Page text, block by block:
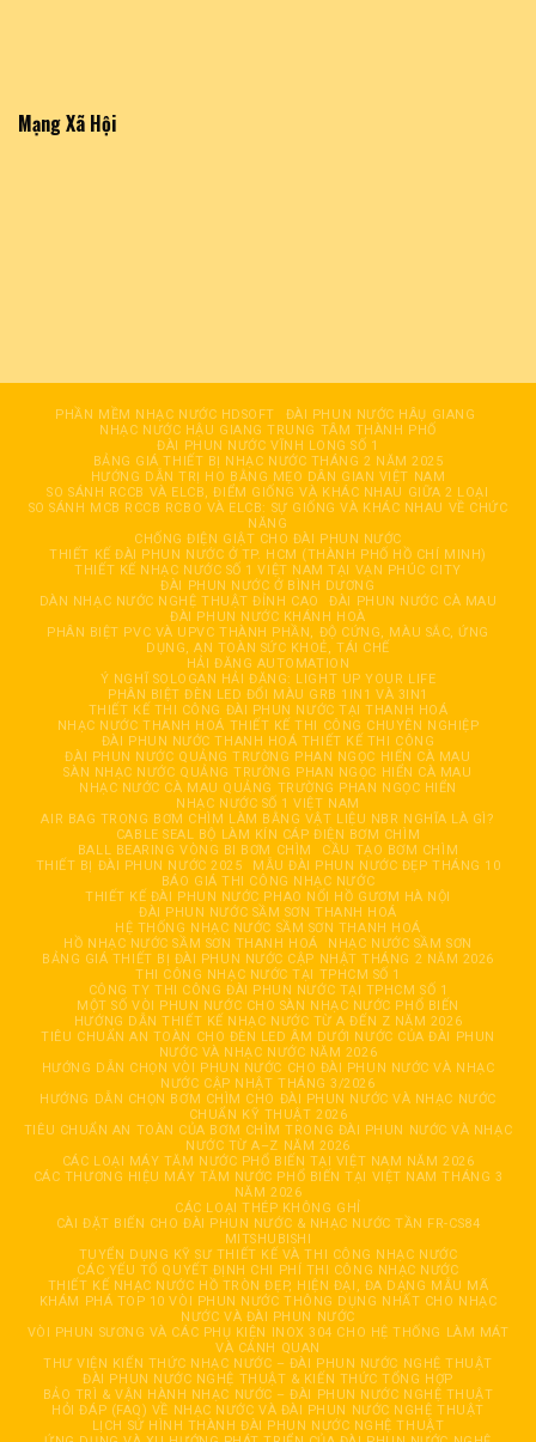
Mạng Xã Hội
PHẦN MỀM NHẠC NƯỚC HDSOFT
ĐÀI PHUN NƯỚC HÂỤ GIANG
NHẠC NƯỚC HẬU GIANG TRUNG TÂM THÀNH PHỐ
ĐÀI PHUN NƯỚC VĨNH LONG SỐ 1
BẢNG GIÁ THIẾT BỊ NHẠC NƯỚC THÁNG 2 NĂM 2025
HƯỚNG DẪN TRỊ HO BẰNG MẸO DÂN GIAN VIỆT NAM
SO SÁNH RCCB VÀ ELCB, ĐIỂM GIỐNG VÀ KHÁC NHAU GIỮA 2 LOẠI
SO SÁNH MCB RCCB RCBO VÀ ELCB: SỰ GIỐNG VÀ KHÁC NHAU VỀ CHỨC
NĂNG
CHỐNG ĐIỆN GIẬT CHO ĐÀI PHUN NƯỚC
THIẾT KẾ ĐÀI PHUN NƯỚC Ở TP. HCM (THÀNH PHỐ HỒ CHÍ MINH)
THIẾT KẾ NHẠC NƯỚC SỐ 1 VIỆT NAM TẠI VẠN PHÚC CITY
ĐÀI PHUN NƯỚC Ở BÌNH DƯƠNG
DÀN NHẠC NƯỚC NGHỆ THUẬT ĐỈNH CAO
ĐÀI PHUN NƯỚC CÀ MAU
ĐÀI PHUN NƯỚC KHÁNH HOÀ
PHÂN BIỆT PVC VÀ UPVC THÀNH PHẦN, ĐỘ CỨNG, MÀU SẮC, ỨNG
DỤNG, AN TOÀN SỨC KHOẺ, TÁI CHẾ
HẢI ĐĂNG AUTOMATION
Ý NGHĨ SOLOGAN HẢI ĐĂNG: LIGHT UP YOUR LIFE
PHÂN BIỆT ĐÈN LED ĐỔI MÀU GRB 1IN1 VÀ 3IN1
THIẾT KẾ THI CÔNG ĐÀI PHUN NƯỚC TẠI THANH HOÁ
NHẠC NƯỚC THANH HOÁ THIẾT KẾ THI CÔNG CHUYÊN NGHIỆP
ĐÀI PHUN NƯỚC THANH HOÁ THIẾT KẾ THI CÔNG
ĐÀI PHUN NƯỚC QUẢNG TRƯỜNG PHAN NGỌC HIỂN CÀ MAU
SÀN NHẠC NƯỚC QUẢNG TRƯỜNG PHAN NGỌC HIỂN CÀ MAU
NHẠC NƯỚC CÀ MAU QUẢNG TRƯỜNG PHAN NGỌC HIỂN
NHẠC NƯỚC SỐ 1 VIỆT NAM
AIR BAG TRONG BƠM CHÌM LÀM BẰNG VẬT LIỆU NBR NGHĨA LÀ GÌ?
CABLE SEAL BỘ LÀM KÍN CÁP ĐIỆN BƠM CHÌM
BALL BEARING VÒNG BI BƠM CHÌM
CẦU TẠO BƠM CHÌM
THIẾT BỊ ĐÀI PHUN NƯỚC 2025
MẪU ĐÀI PHUN NƯỚC ĐẸP THÁNG 10
BÁO GIÁ THI CÔNG NHẠC NƯỚC
THIẾT KẾ ĐÀI PHUN NƯỚC PHAO NỔI HỒ GƯƠM HÀ NỘI
ĐÀI PHUN NƯỚC SẦM SƠN THANH HOÁ
HỆ THỐNG NHẠC NƯỚC SẦM SƠN THANH HOÁ
HỒ NHẠC NƯỚC SẦM SƠN THANH HOÁ
NHẠC NƯỚC SẦM SƠN
BẢNG GIÁ THIẾT BỊ ĐÀI PHUN NƯỚC CẬP NHẬT THÁNG 2 NĂM 2026
THI CÔNG NHẠC NƯỚC TẠI TPHCM SỐ 1
CÔNG TY THI CÔNG ĐÀI PHUN NƯỚC TẠI TPHCM SỐ 1
MỘT SỐ VÒI PHUN NƯỚC CHO SÀN NHẠC NƯỚC PHỔ BIẾN
HƯỚNG DẪN THIẾT KẾ NHẠC NƯỚC TỪ A ĐẾN Z NĂM 2026
TIÊU CHUẨN AN TOÀN CHO ĐÈN LED ÂM DƯỚI NƯỚC CỦA ĐÀI PHUN
NƯỚC VÀ NHẠC NƯỚC NĂM 2026
HƯỚNG DẪN CHỌN VÒI PHUN NƯỚC CHO ĐÀI PHUN NƯỚC VÀ NHẠC
NƯỚC CẬP NHẬT THÁNG 3/2026
HƯỚNG DẪN CHỌN BƠM CHÌM CHO ĐÀI PHUN NƯỚC VÀ NHẠC NƯỚC
CHUẨN KỸ THUẬT 2026
TIÊU CHUẨN AN TOÀN CỦA BƠM CHÌM TRONG ĐÀI PHUN NƯỚC VÀ NHẠC
NƯỚC TỪ A–Z NĂM 2026
CÁC LOẠI MÁY TĂM NƯỚC PHỔ BIẾN TẠI VIỆT NAM NĂM 2026
CÁC THƯƠNG HIỆU MÁY TĂM NƯỚC PHỔ BIẾN TẠI VIỆT NAM THÁNG 3
NĂM 2026
CÁC LOẠI THÉP KHÔNG GHỈ
CÀI ĐẶT BIẾN CHO ĐÀI PHUN NƯỚC & NHẠC NƯỚC TẦN FR-CS84
MITSHUBISHI
TUYỂN DỤNG KỸ SƯ THIẾT KẾ VÀ THI CÔNG NHẠC NƯỚC
CÁC YẾU TỐ QUYẾT ĐỊNH CHI PHÍ THI CÔNG NHẠC NƯỚC
THIẾT KẾ NHẠC NƯỚC HỒ TRÒN ĐẸP, HIỆN ĐẠI, ĐA DẠNG MẪU MÃ
KHÁM PHÁ TOP 10 VÒI PHUN NƯỚC THÔNG DỤNG NHẤT CHO NHẠC
NƯỚC VÀ ĐÀI PHUN NƯỚC
VÒI PHUN SƯƠNG VÀ CÁC PHỤ KIỆN INOX 304 CHO HỆ THỐNG LÀM MÁT
VÀ CẢNH QUAN
THƯ VIỆN KIẾN THỨC NHẠC NƯỚC – ĐÀI PHUN NƯỚC NGHỆ THUẬT
ĐÀI PHUN NƯỚC NGHỆ THUẬT & KIẾN THỨC TỔNG HỢP
BẢO TRÌ & VẬN HÀNH NHẠC NƯỚC – ĐÀI PHUN NƯỚC NGHỆ THUẬT
HỎI ĐÁP (FAQ) VỀ NHẠC NƯỚC VÀ ĐÀI PHUN NƯỚC NGHỆ THUẬT
LỊCH SỬ HÌNH THÀNH ĐÀI PHUN NƯỚC NGHỆ THUẬT